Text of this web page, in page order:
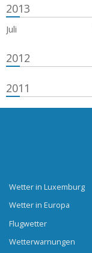
2013
Juli
2012
2011
Wetter in Luxemburg
Wetter in Europa
Flugwetter
Wetterwarnungen